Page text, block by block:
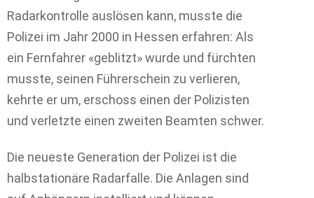
Radarkontrolle auslösen kann, musste die
Polizei im Jahr 2000 in Hessen erfahren: Als
ein Fernfahrer «geblitzt» wurde und fürchten
musste, seinen Führerschein zu verlieren,
kehrte er um, erschoss einen der Polizisten
und verletzte einen zweiten Beamten schwer.
Die neueste Generation der Polizei ist die
halbstationäre Radarfalle. Die Anlagen sind